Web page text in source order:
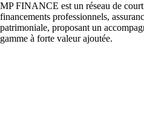
MP FINANCE est un réseau de
financements professionnels,
patrimoniale, proposant un
gamme à forte valeur ajoutée.